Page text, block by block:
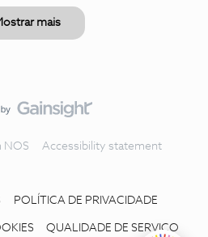
mais
NOS Accessibility statement
POLÍTICA DE PRIVACIDADE
QUALIDADE DE SERVIÇO